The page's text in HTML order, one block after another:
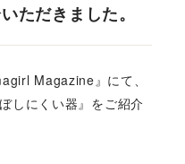
ただきました。
Magazine』にて、
しにくい器』をご紹介